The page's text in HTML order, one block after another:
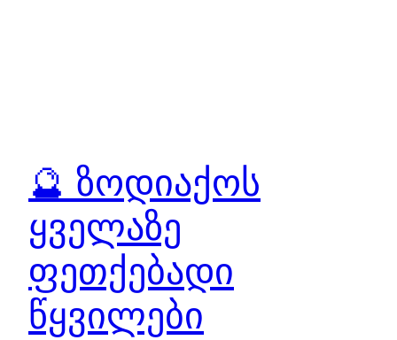
🔮 ზოდიაქოს
ყველაზე
ფეთქებადი
წყვილები